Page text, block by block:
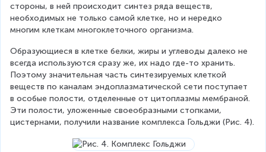
стороны, в ней происходит синтез ряда веществ,
необходимых не только самой клетке, но и нередко
многим клеткам многоклеточного организма.
Образующиеся в клетке белки, жиры и углеводы далеко не
всегда используются сразу же, их надо где-то хранить.
Поэтому значительная часть синтезируемых клеткой
веществ по каналам эндоплазматической сети поступает
в особые полости, отделенные от цитоплазмы мембраной.
Эти полости, уложенные своеобразными стопками,
цистернами, получили название комплекса Гольджи (Рис. 4).